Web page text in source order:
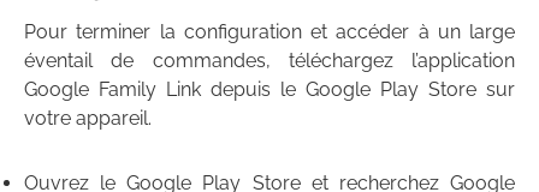
Pour terminer la configuration et accéder à un large
éventail de commandes, téléchargez l’application
Google Family Link depuis le Google Play Store sur
votre appareil.
Ouvrez le Google Play Store et recherchez Google